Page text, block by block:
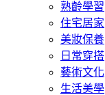
熟齡學習
住宅居家
美妝保養
日常穿搭
藝術文化
生活美學